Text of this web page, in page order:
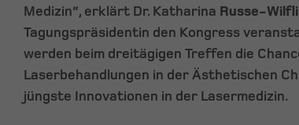
Medizin“, erklärt Dr. Katharina Russe-
Tagungspräsidentin den Kongress
werden beim dreitägigen Treffen die
Laserbehandlungen in der Ästhetischen
jüngste Innovationen in der Lasermedizin.